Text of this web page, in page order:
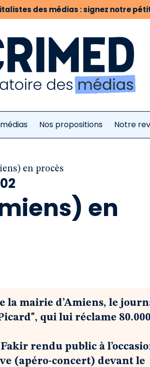
des médias : signez notre
Nos propositions Notre
en procès
en
la mairie d’Amiens, le
qui lui réclame
rendu public à
(apéro-concert) devant le